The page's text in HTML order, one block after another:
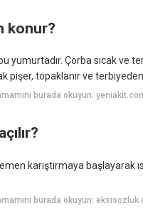
konur?
yumurtadır. Çorba sıcak ve
topaklanır ve terbiyeden
burada okuyun:
karıştırmaya başlayarak
burada okuyun: